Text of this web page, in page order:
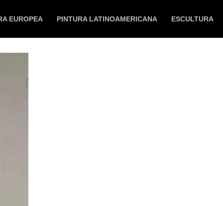
EUROPEA PINTURA LATINOAMERICANA ESCULTURA